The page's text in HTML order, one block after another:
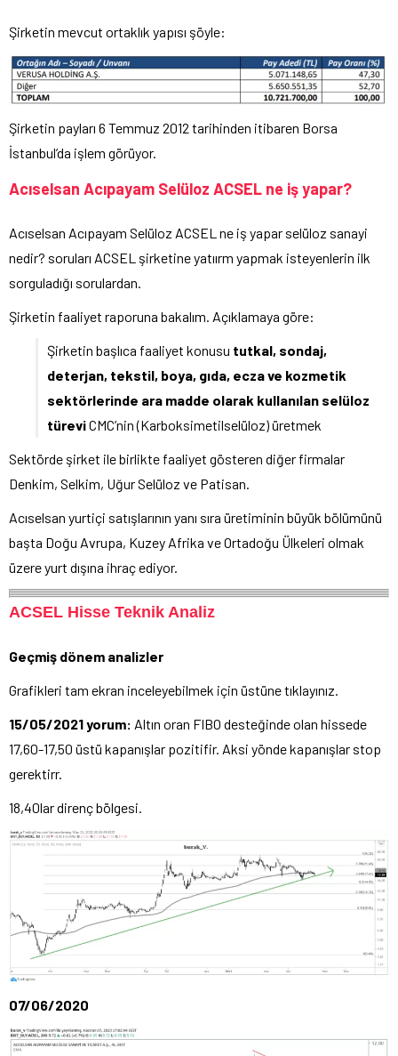
Şirketin mevcut ortaklık yapısı şöyle:
Şirketin payları 6 Temmuz 2012 tarihinden itibaren Borsa
İstanbul’da işlem görüyor.
Acıselsan Acıpayam Selüloz ACSEL ne iş yapar?
Acıselsan Acıpayam Selüloz ACSEL ne iş yapar selüloz sanayi
nedir? soruları ACSEL şirketine yatıırm yapmak isteyenlerin ilk
sorguladığı sorulardan.
Şirketin faaliyet raporuna bakalım. Açıklamaya göre:
Şirketin başlıca faaliyet konusu tutkal, sondaj,
deterjan, tekstil, boya, gıda, ecza ve kozmetik
sektörlerinde ara madde olarak kullanılan selüloz
türeviCMC’nin (Karboksimetilselüloz) üretmek
Sektörde şirket ile birlikte faaliyet gösteren diğer firmalar
Denkim, Selkim, Uğur Selüloz ve Patisan.
Acıselsan yurtiçi satışlarının yanı sıra üretiminin büyük bölümünü
başta Doğu Avrupa, Kuzey Afrika ve Ortadoğu Ülkeleri olmak
üzere yurt dışına ihraç ediyor.
ACSEL Hisse Teknik Analiz
Geçmiş dönem analizler
Grafikleri tam ekran inceleyebilmek için üstüne tıklayınız.
15/05/2021 yorum: Altın oran FIBO desteğinde olan hissede
17,60-17,50 üstü kapanışlar pozitifir. Aksi yönde kapanışlar stop
gerektirr.
18,40lar direnç bölgesi.
07/06/2020